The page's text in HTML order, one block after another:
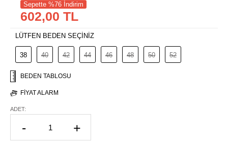
Sepette %76 İndirim
602,00 TL
LÜTFEN BEDEN SEÇİNİZ
38 40 42 44 46 48 50 52
BEDEN TABLOSU
FIYAT ALARM
ADET:
- +